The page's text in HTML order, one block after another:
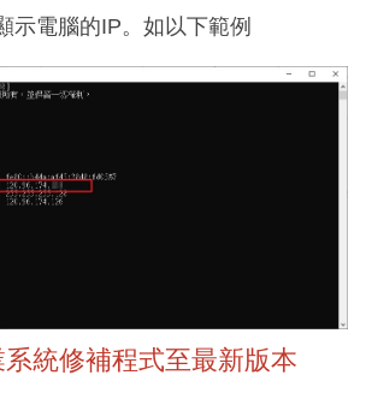
電腦的IP。如以下範例
統修補程式至最新版本